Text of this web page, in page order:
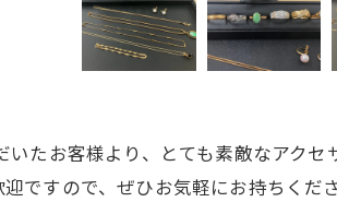
たお客様より、とても素敵なアク
ですので、ぜひお気軽にお持ちくだ